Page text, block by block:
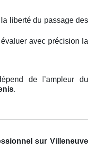
liberté du passage des
avec précision la
de l’ampleur du
.
sur Villeneuve